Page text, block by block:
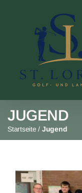
JUGEND
Startseite / Jugend